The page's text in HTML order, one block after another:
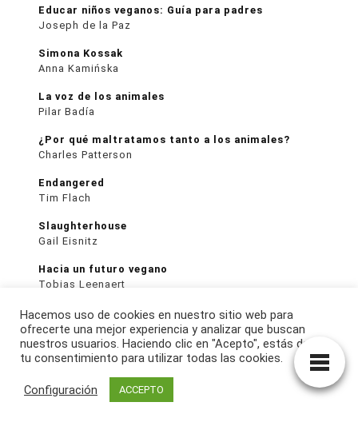
Educar niños veganos: Guía para padres
Joseph de la Paz
Simona Kossak
Anna Kamińska
La voz de los animales
Pilar Badía
¿Por qué maltratamos tanto a los animales?
Charles Patterson
Endangered
Tim Flach
Slaughterhouse
Gail Eisnitz
Hacia un futuro vegano
Tobias Leenaert
Manifiesto Animalista
Corine Pelluchon
Por qué amamos a los perros, nos comemos a
Melanie Joy
Hacemos uso de cookies en nuestro sitio web para
ofrecerte una mejor experiencia y analizar que buscan
nuestros usuarios. Haciendo clic en "Acepto", estás dando
tu consentimiento para utilizar todas las cookies.
Configuración ACCEPTO